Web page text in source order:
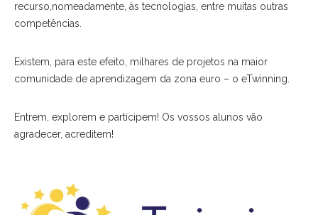
recurso,nomeadamente, às tecnologias, entre muitas outras
competências.
Existem, para este efeito, milhares de projetos na maior
comunidade de aprendizagem da zona euro – o eTwinning.
Entrem, explorem e participem! Os vossos alunos vão
agradecer, acreditem!